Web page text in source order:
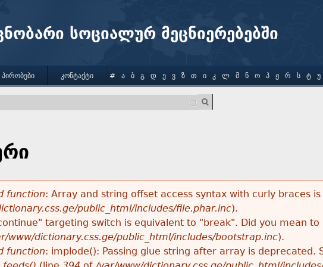
სოციალურ მეცნიერებებში
function: Array and string offset access syntax with curly braces
public_html/includes/file.phar.inc).
targeting switch is equivalent to "break". Did you mean to
www/dictionary.css.ge/public_html/includes/bootstrap.inc).
function: implode(): Passing glue string after array is deprecated.
ᲞᲘᲠᲝᲑᲔᲑᲘ ᲙᲝᲜᲢᲐᲥᲢᲘ # Ა Ბ Გ Დ Ე Ვ Ზ Თ Ი Კ Ლ Მ Ნ Ო Პ Ჟ Რ Ს Ტ Უ